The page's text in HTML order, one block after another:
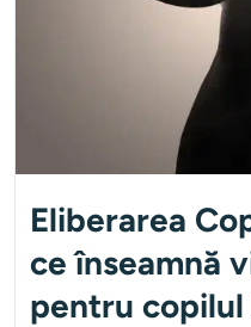
Eliberarea
ce înseamnă
pentru